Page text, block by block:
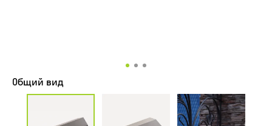
Общий вид